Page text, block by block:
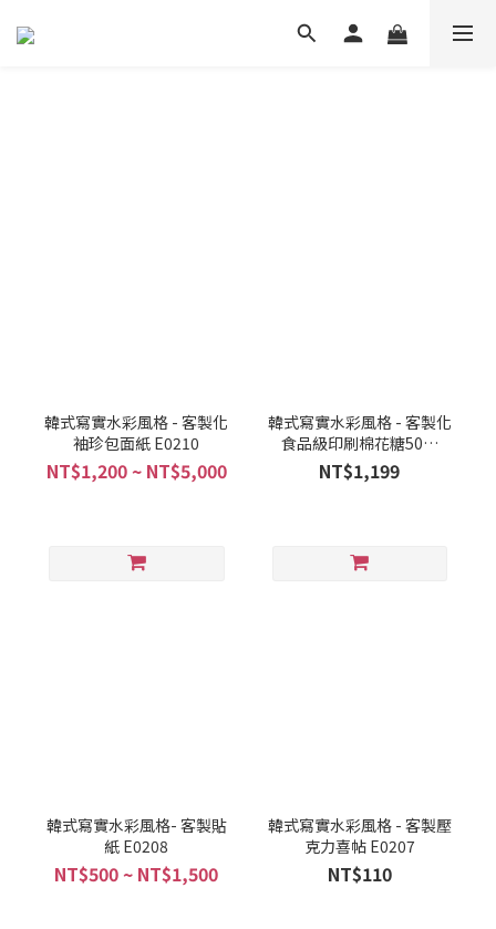
韓式寫實水彩風格 - 客製化
袖珍包面紙 E0210
NT$1,200 ~ NT$5,000
韓式寫實水彩風格 - 客製化
食品級印刷棉花糖50入
E0209
NT$1,199
韓式寫實水彩風格- 客製貼
紙 E0208
NT$500 ~ NT$1,500
韓式寫實水彩風格 - 客製壓
克力喜帖 E0207
NT$110